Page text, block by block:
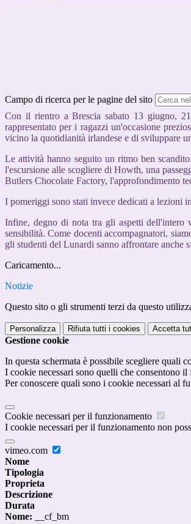
Campo di ricerca per le pagine del sito
Con il rientro a Brescia sabato 13 giugno,
rappresentato per i ragazzi un'occasione
vicino la quotidianità irlandese e di sviluppare
Le attività hanno seguito un ritmo ben
l'escursione alle scogliere di Howth, una
Butlers Chocolate Factory, l'approfondimento
I pomeriggi sono stati invece dedicati a lezioni
Infine, degno di nota tra gli aspetti dell'intero
sensibilità. Come docenti accompagnatori,
gli studenti del Lunardi sanno affrontare anche
Caricamento...
Notizie
Questo sito o gli strumenti terzi da questo
Personalizza Rifiuta tutti i cookies Accetta
Gestione cookie
In questa schermata è possibile scegliere quali
I cookie necessari sono quelli che consentono
Per conoscere quali sono i cookie necessari al
Cookie necessari per il funzionamento
I cookie necessari per il funzionamento non
vimeo.com
Nome
Tipologia
Proprieta
Descrizione
Durata
Nome: __cf_bm